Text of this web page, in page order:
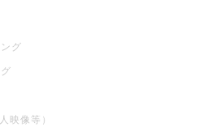
グ
映像等）